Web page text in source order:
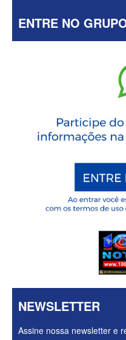
ENTRE NO
NEWSLETTER
Assine nossa newsletter e